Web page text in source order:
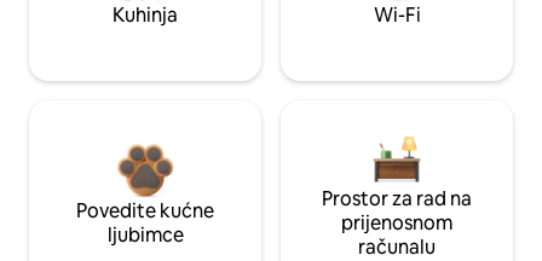
Kuhinja Wi-Fi
Povedite kućne
ljubimce
Prostor za rad na
prijenosnom
računalu